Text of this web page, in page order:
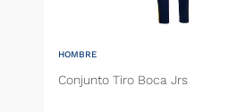
HOMBRE
Conjunto Tiro Boca Jrs